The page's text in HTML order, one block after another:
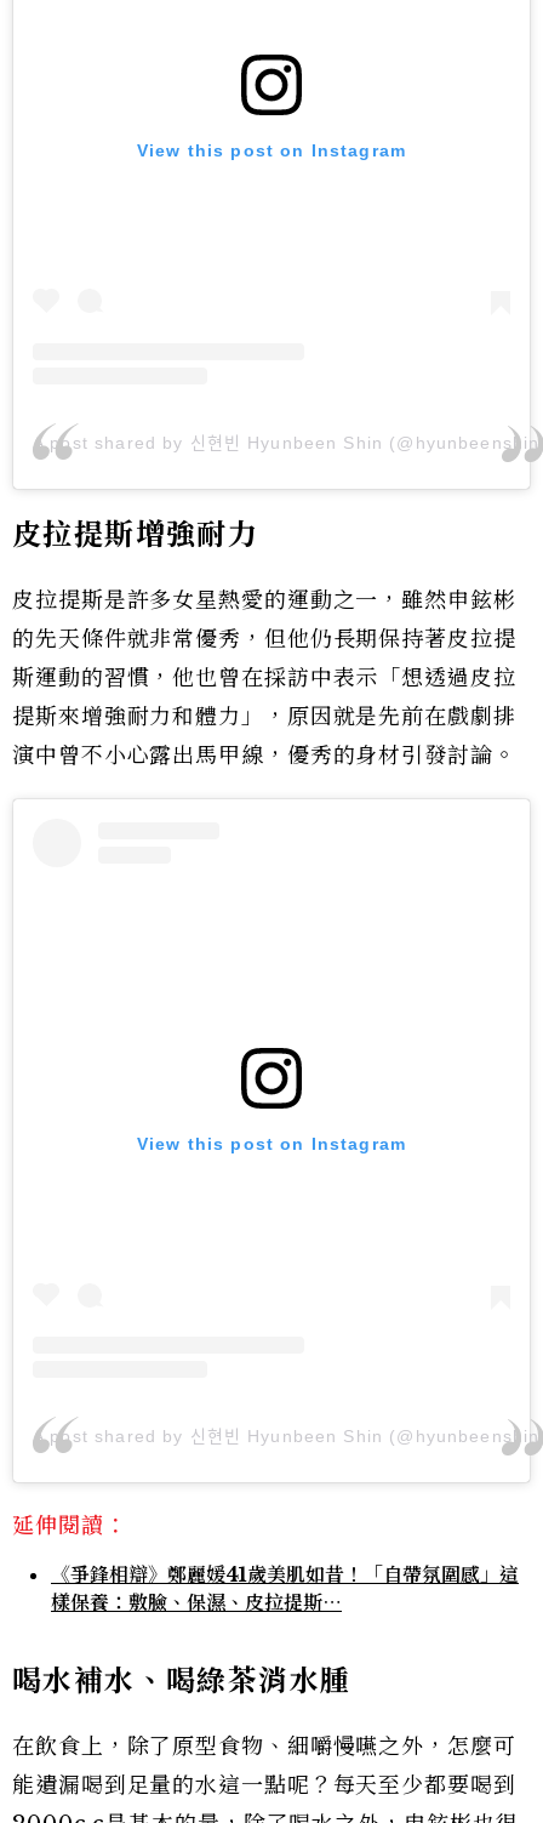
View this post on Instagram
A post shared by 신현빈 Hyunbeen Shin
皮拉提斯增強耐力
皮拉提斯是許多女星熱愛的運動之一，雖然申鉉彬
的先天條件就非常優秀，但他仍長期保持著皮拉提
斯運動的習慣，他也曾在採訪中表示「想透過皮拉
提斯來增強耐力和體力」，原因就是先前在戲劇排
演中曾不小心露出馬甲線，優秀的身材引發討論。
View this post on Instagram
A post shared by 신현빈 Hyunbeen Shin
延伸閱讀：
《爭鋒相辯》鄭麗媛41歲美肌如昔！「自帶氛圍感」這
樣保養：敷臉、保濕、皮拉提斯⋯
喝水補水、喝綠茶消水腫
在飲食上，除了原型食物、細嚼慢嚥之外，怎麼可
能遺漏喝到足量的水這一點呢？每天至少都要喝到